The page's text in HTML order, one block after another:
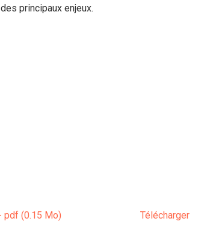
principaux enjeux.
(0.15 Mo) Télécharger